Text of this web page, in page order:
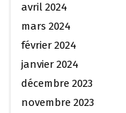
avril 2024
mars 2024
février 2024
janvier 2024
décembre 2023
novembre 2023